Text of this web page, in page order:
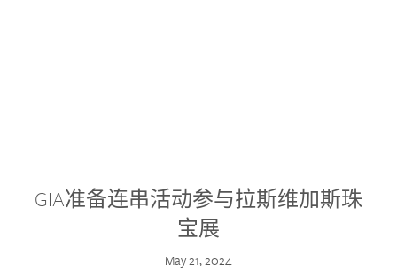
GIA准备连串活动参与拉斯维加斯珠
宝展
May 21, 2024